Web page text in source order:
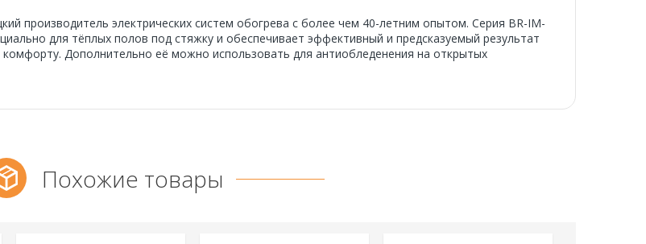
производитель электрических систем обогрева с более чем 40-летним опытом. Серия BR-IM-
для тёплых полов под стяжку и обеспечивает эффективный и предсказуемый результат
комфорту. Дополнительно её можно использовать для антиобледенения на открытых
Похожие товары